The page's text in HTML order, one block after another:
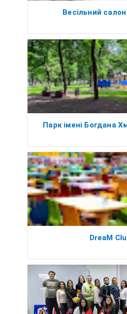
Весільний
Парк імені Богдана
DreaМ